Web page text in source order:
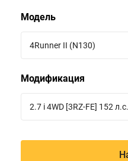
Модель
4Runner II (N130)
Модификация
2.7 i 4WD [3RZ-FE] 152